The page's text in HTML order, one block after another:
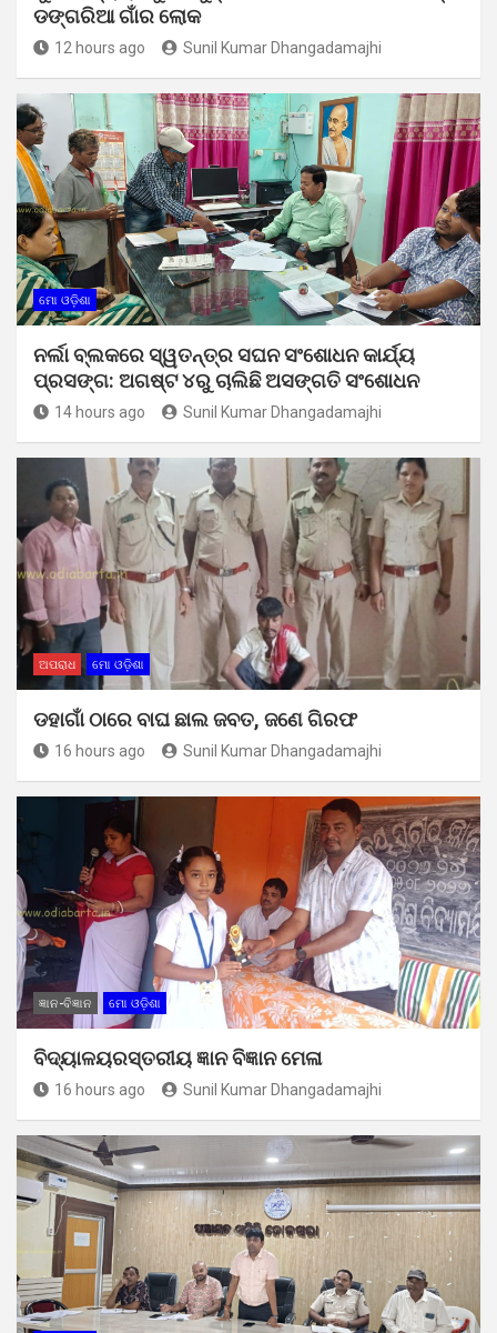
ଡଙ୍ଗରିଆ ଗାଁର ଲୋକ
12 hours ago Sunil Kumar Dhangadamajhi
ମୋ ଓଡ଼ିଶା
ନର୍ଲା ବ୍ଲକରେ ସ୍ୱତନ୍ତ୍ର ସଘନ ସଂଶୋଧନ କାର୍ଯ୍ୟ
ପ୍ରସଙ୍ଗ: ଅଗଷ୍ଟ ୪ରୁ ଚାଲିଛି ଅସଙ୍ଗତି ସଂଶୋଧନ
14 hours ago Sunil Kumar Dhangadamajhi
ଅପରାଧ ମୋ ଓଡ଼ିଶା
ଡହାଗାଁ ଠାରେ ବାଘ ଛାଲ ଜବତ, ଜଣେ ଗିରଫ
16 hours ago Sunil Kumar Dhangadamajhi
ଜ୍ଞାନ-ବିଜ୍ଞାନ ମୋ ଓଡ଼ିଶା
ବିଦ୍ୟାଳୟରସ୍ତରୀୟ ଜ୍ଞାନ ବିଜ୍ଞାନ ମେଳା
16 hours ago Sunil Kumar Dhangadamajhi